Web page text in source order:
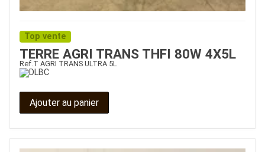
Top vente
TERRE AGRI TRANS THFI 80W 4X5L
Ref.T AGRI TRANS ULTRA 5L
Ajouter au panier